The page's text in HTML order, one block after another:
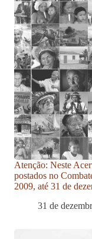
Atenção: Neste
postados no
2009, até 31 de
31 de